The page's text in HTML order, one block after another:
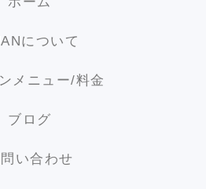
について
メニュー/料金
ブログ
い合わせ